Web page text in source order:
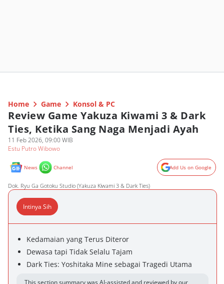
Home Game Konsol & PC
Review Game Yakuza Kiwami 3 & Dark
Ties, Ketika Sang Naga Menjadi Ayah
11 Feb 2026, 09:00 WIB
Estu Putro Wibowo
News Channel Add Us on Google
Dok. Ryu Ga Gotoku Studio (Yakuza Kiwami 3 & Dark Ties)
Intinya Sih
Kedamaian yang Terus Diteror
Dewasa tapi Tidak Selalu Tajam
Dark Ties: Yoshitaka Mine sebagai Tragedi Utama
This section summary was AI-assisted and reviewed by our